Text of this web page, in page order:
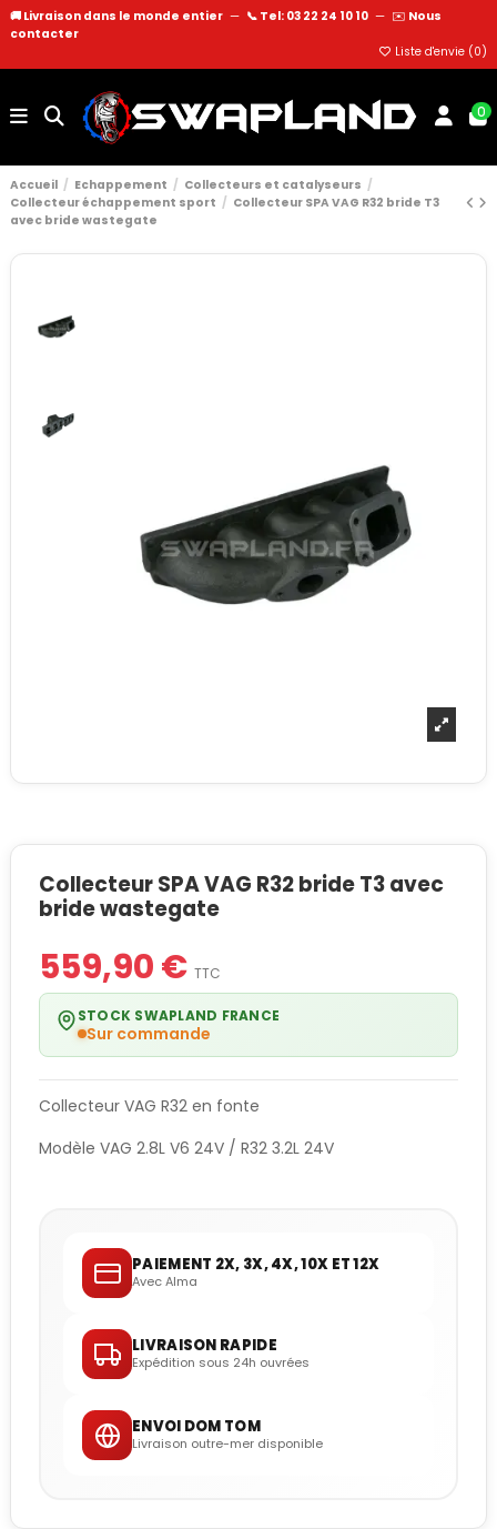
🚚 Livraison dans le monde entier — 📞 Tel: 03 22 24 10 10 — ✉️ Nous
contacter
Liste d'envie (0)
0
Accueil Echappement
Collecteurs et catalyseurs
Collecteur échappement sport
Collecteur SPA VAG R32 bride T3
avec bride wastegate
Collecteur SPA VAG R32 bride T3 avec
bride wastegate
559,90 € TTC
STOCK SWAPLAND FRANCE
Sur commande
Collecteur VAG R32 en fonte
Modèle VAG 2.8L V6 24V / R32 3.2L 24V
PAIEMENT 2X, 3X, 4X, 10X ET 12X
Avec Alma
LIVRAISON RAPIDE
Expédition sous 24h ouvrées
ENVOI DOM TOM
Livraison outre-mer disponible